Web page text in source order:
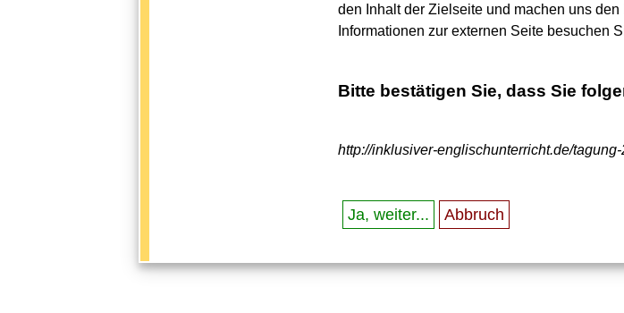
den Inhalt der Zielseite und machen uns
Informationen zur externen Seite besuchen
Bitte bestätigen Sie, dass Sie
http://inklusiver-englischunterricht.de/
Ja, weiter... Abbruch